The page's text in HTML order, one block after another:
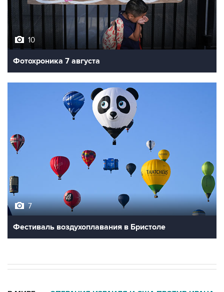
10
Фотохроника 7 августа
Фестиваль воздухоплавания в Бристоле